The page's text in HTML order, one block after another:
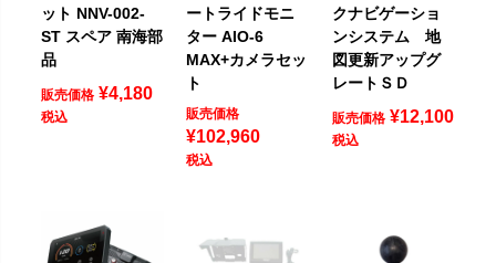
ット NNV-002-
ST スペア 南海部
品
販売価格 ¥4,180
税込
ートライドモニ
ター AIO-6
MAX+カメラセッ
ト
販売価格
¥102,960
税込
クナビゲーショ
ンシステム 地
図更新アップグ
レートＳＤ
販売価格 ¥12,100
税込